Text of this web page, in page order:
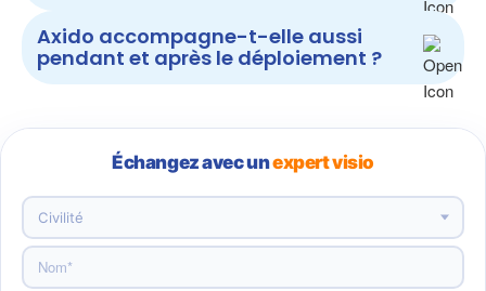
Axido accompagne-t-elle aussi
pendant et après le déploiement ?
Échangez avec unexpert visio